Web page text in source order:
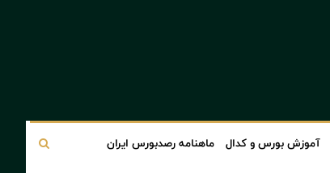
آموزش بورس و کدال ماهنامه رصدبورس ایران